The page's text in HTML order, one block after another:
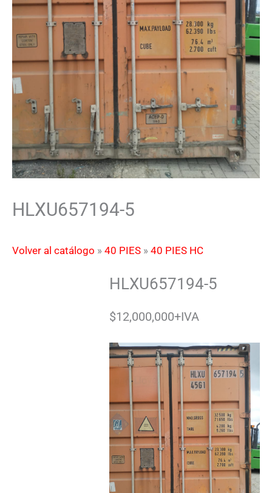
HLXU657194-5
Volver al catálogo 40 PIES 40 PIES HC
HLXU657194-5
$12,000,000+IVA